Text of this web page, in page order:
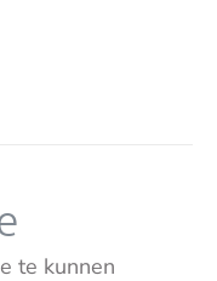
te kunnen